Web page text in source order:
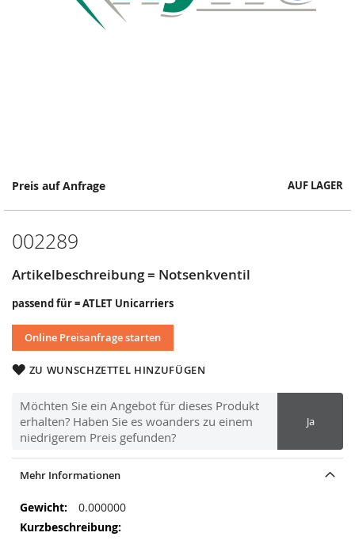
Preis auf Anfrage AUF LAGER
002289
Artikelbeschreibung = Notsenkventil
passend für = ATLET Unicarriers
Online Preisanfrage starten
ZU WUNSCHZETTEL HINZUFÜGEN
Möchten Sie ein Angebot für dieses Produkt
erhalten? Haben Sie es woanders zu einem
niedrigerem Preis gefunden?
Ja
Springe
Anfang
Bildergalerie
Mehr Informationen
Mehr
Informationen
0.000000